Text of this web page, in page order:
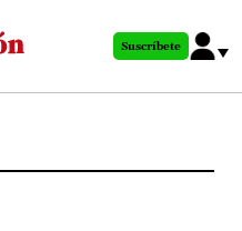
Suscríbete